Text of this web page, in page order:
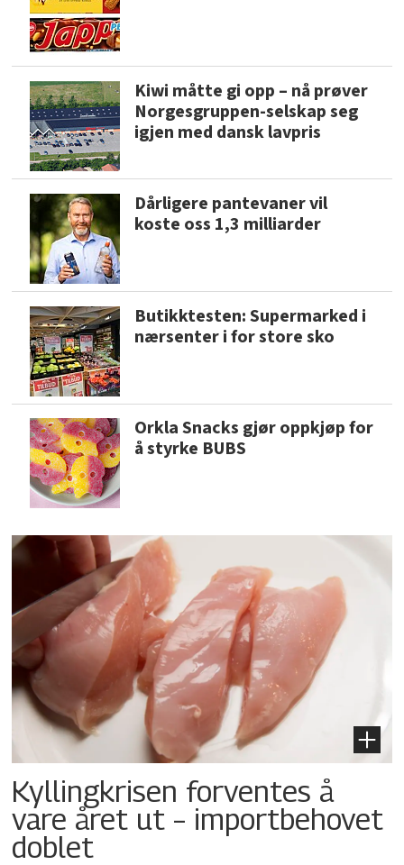
Kiwi måtte gi opp – nå prøver
Norgesgruppen-selskap seg
igjen med dansk lavpris
Dårligere pantevaner vil
koste oss 1,3 milliarder
Butikktesten: Supermarked i
nærsenter i for store sko
Orkla Snacks gjør oppkjøp for
å styrke BUBS
Kyllingkrisen forventes å
vare året ut – importbehovet
doblet